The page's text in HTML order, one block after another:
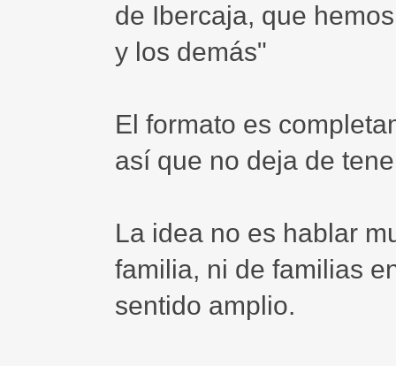
de Ibercaja, que
y los demás"
El formato es
así que no deja de
La idea no es hablar
familia, ni de familias
sentido amplio.